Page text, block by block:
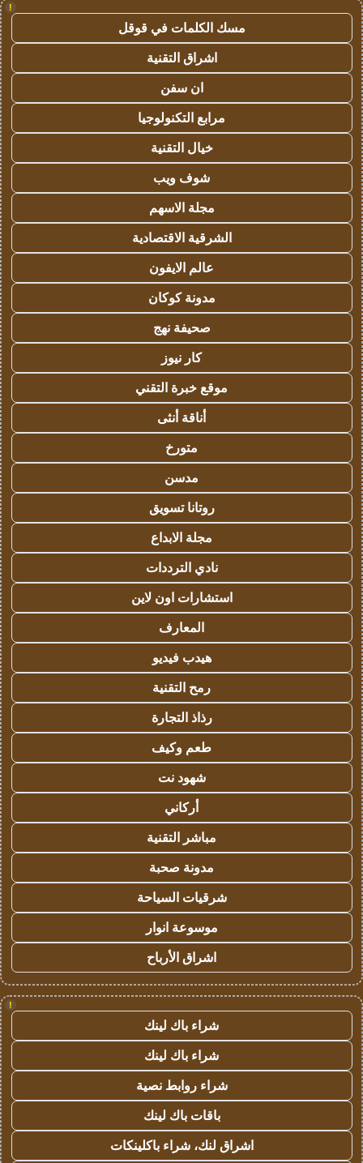
!
مسك الكلمات في قوقل
اشراق التقنية
ان سفن
مرابع التكنولوجيا
خيال التقنية
شوف ويب
مجلة الاسهم
الشرقية الاقتصادية
عالم الايفون
مدونة كوكان
صحيفة نهج
كار نيوز
موقع خبرة التقني
أناقة أنثى
متورخ
مدسن
روتانا تسويق
مجلة الابداع
نادي الترددات
استشارات اون لاين
المعارف
هيدب فيديو
رمح التقنية
رذاذ التجارة
طعم وكيف
شهود نت
أركاني
مباشر التقنية
مدونة صحبة
شرقيات السياحة
موسوعة انوار
اشراق الأرباح
!
شراء باك لينك
شراء باك لينك
شراء روابط نصية
باقات باك لينك
اشراق لنك، شراء باكلينكات